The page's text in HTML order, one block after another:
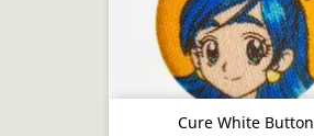
Cure White Button